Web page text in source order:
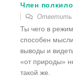
Член полкило
Ответить
Ты чего в
способен
выводы и
«от природы»
такой же.